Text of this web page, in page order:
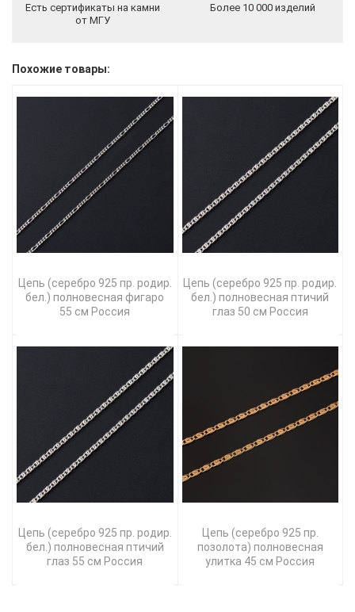
Есть сертификаты на камни
от МГУ
Более 10 000 изделий
Похожие товары:
Цепь (серебро 925 пр. родир.
бел.) полновесная фигаро
55 см Россия
Цепь (серебро 925 пр. родир.
бел.) полновесная птичий
глаз 50 см Россия
Цепь (серебро 925 пр. родир.
бел.) полновесная птичий
глаз 55 см Россия
Цепь (серебро 925 пр.
позолота) полновесная
улитка 45 см Россия